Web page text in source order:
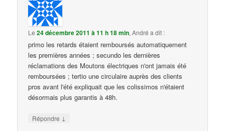
Le24 décembre 2011 à 11 h 18 min,André a dit :
primo les retards étaient remboursés automatiquement
les premières années ; secundo les dernières
réclamations des Moutons électriques n'ont jamais été
remboursées ; tertio une circulaire auprès des clients
pros avant l'été expliquait que les colissimos n'étaient
désormais plus garantis à 48h.
Répondre ↓